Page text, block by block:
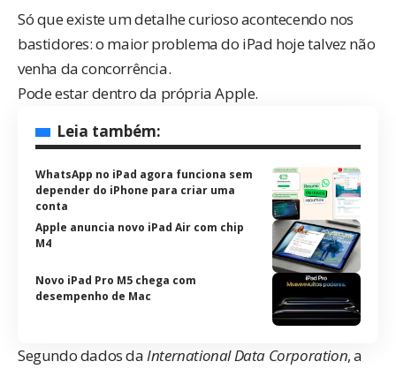
Só que existe um detalhe curioso acontecendo nos
bastidores: o maior problema do iPad hoje talvez não
venha da concorrência.
Pode estar dentro da própria Apple.
Leia também:
WhatsApp no iPad agora funciona sem
depender do iPhone para criar uma
conta
Apple anuncia novo iPad Air com chip
M4
Novo iPad Pro M5 chega com
desempenho de Mac
Segundo dados daInternational Data Corporation, a